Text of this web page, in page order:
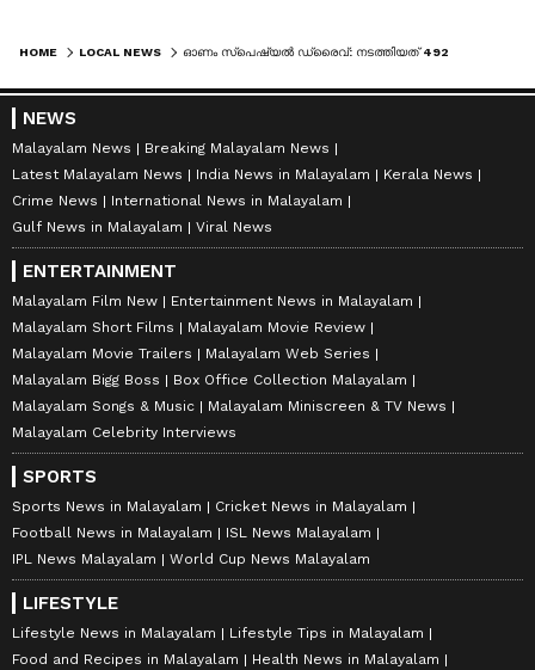
HOME LOCAL NEWS
NEWS
Malayalam News
Breaking Malayalam News
Latest Malayalam News
India News in Malayalam
Kerala News
Crime News
International News in Malayalam
Gulf News in Malayalam
Viral News
ENTERTAINMENT
Malayalam Film New
Entertainment News in Malayalam
Malayalam Short Films
Malayalam Movie Review
Malayalam Movie Trailers
Malayalam Web Series
Malayalam Bigg Boss
Box Office Collection Malayalam
Malayalam Songs & Music
Malayalam Miniscreen & TV News
Malayalam Celebrity Interviews
SPORTS
Sports News in Malayalam
Cricket News in Malayalam
Football News in Malayalam
ISL News Malayalam
IPL News Malayalam
World Cup News Malayalam
LIFESTYLE
Lifestyle News in Malayalam
Lifestyle Tips in Malayalam
Food and Recipes in Malayalam
Health News in Malayalam